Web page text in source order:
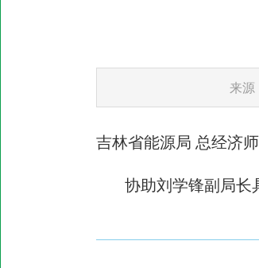
来源
吉林省能源局 总经济师
协助刘学锋副局长